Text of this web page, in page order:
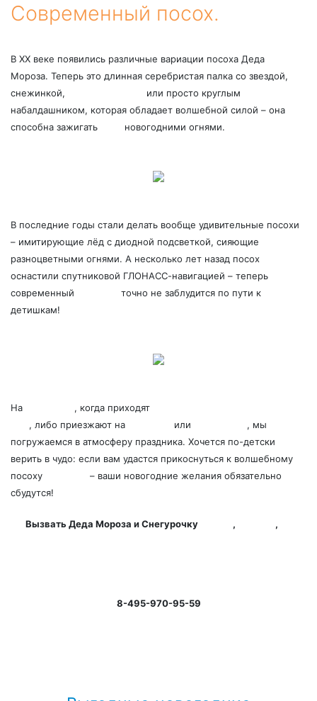
Современный посох.
В ХХ веке появились различные вариации посоха Деда
Мороза. Теперь это длинная серебристая палка со звездой,
снежинкой,
или просто круглым
набалдашником, которая обладает волшебной силой – она
способна зажигать
новогодними огнями.
В последние годы стали делать вообще удивительные посохи
– имитирующие лёд с диодной подсветкой, сияющие
разноцветными огнями. А несколько лет назад посох
оснастили спутниковой ГЛОНАСС-навигацией – теперь
современный
точно не заблудится по пути к
детишкам!
На , когда приходят
, либо приезжают на или
, мы
погружаемся в атмосферу праздника. Хочется по-детски
верить в чудо: если вам удастся прикоснуться к волшебному
посоху
– ваши новогодние желания обязательно
сбудутся!
Вызвать Деда Мороза и Снегурочку , ,
8-495-970-95-59